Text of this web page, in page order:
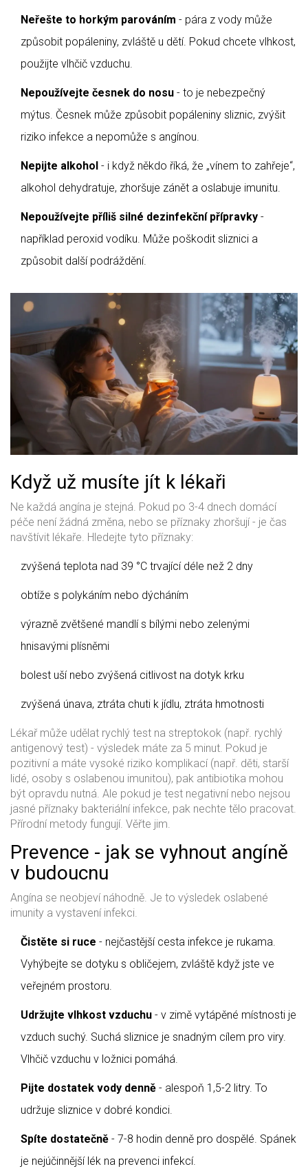
Neřešte to horkým parováním - pára z vody může
způsobit popáleniny, zvláště u dětí. Pokud chcete vlhkost,
použijte vlhčič vzduchu.
Nepoužívejte česnek do nosu - to je nebezpečný
mýtus. Česnek může způsobit popáleniny sliznic, zvýšit
riziko infekce a nepomůže s angínou.
Nepijte alkohol - i když někdo říká, že „vínem to zahřeje“,
alkohol dehydratuje, zhoršuje zánět a oslabuje imunitu.
Nepoužívejte příliš silné dezinfekční přípravky -
například peroxid vodíku. Může poškodit sliznici a
způsobit další podráždění.
Když už musíte jít k lékaři
Ne každá angína je stejná. Pokud po 3-4 dnech domácí
péče není žádná změna, nebo se příznaky zhoršují - je čas
navštívit lékaře. Hledejte tyto příznaky:
zvýšená teplota nad 39 °C trvající déle než 2 dny
obtíže s polykáním nebo dýcháním
výrazně zvětšené mandlí s bílými nebo zelenými
hnisavými plísněmi
bolest uší nebo zvýšená citlivost na dotyk krku
zvýšená únava, ztráta chuti k jídlu, ztráta hmotnosti
Lékař může udělat rychlý test na streptokok (např. rychlý
antigenový test) - výsledek máte za 5 minut. Pokud je
pozitivní a máte vysoké riziko komplikací (např. děti, starší
lidé, osoby s oslabenou imunitou), pak antibiotika mohou
být opravdu nutná. Ale pokud je test negativní nebo nejsou
jasné příznaky bakteriální infekce, pak nechte tělo pracovat.
Přírodní metody fungují. Věřte jim.
Prevence - jak se vyhnout angíně
v budoucnu
Angína se neobjeví náhodně. Je to výsledek oslabené
imunity a vystavení infekci.
Čistěte si ruce - nejčastější cesta infekce je rukama.
Vyhýbejte se dotyku s obličejem, zvláště když jste ve
veřejném prostoru.
Udržujte vlhkost vzduchu - v zimě vytápěné místnosti je
vzduch suchý. Suchá sliznice je snadným cílem pro viry.
Vlhčič vzduchu v ložnici pomáhá.
Pijte dostatek vody denně - alespoň 1,5-2 litry. To
udržuje sliznice v dobré kondici.
Spíte dostatečně - 7-8 hodin denně pro dospělé. Spánek
je nejúčinnější lék na prevenci infekcí.